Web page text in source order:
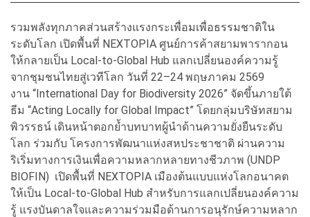
รวมพลังทุกภาคส่วนสร้างแรงกระเพื่อมเพื่อธรรมชาติใน
ระดับโลก เปิดพื้นที่ NEXTOPIA ศูนย์การค้าสยามพารากอน
ให้กลายเป็น Local-to-Global Hub แลกเปลี่ยนองค์ความรู้
จากชุมชนไทยสู่เวทีโลก วันที่ 22–24 พฤษภาคม 2569
งาน “International Day for Biodiversity 2026” จัดขึ้นภายใต้
ธีม “Acting Locally for Global Impact” โดยกลุ่มบริษัทสยาม
พิวรรธน์ เดินหน้าตอกย้ำบทบาทผู้นำด้านความยั่งยืนระดับ
โลก ร่วมกับ โครงการพัฒนาแห่งสหประชาชาติ ผ่านความ
ริเริ่มทางการเงินเพื่อความหลากหลายทางชีวภาพ (UNDP
BIOFIN) เปิดพื้นที่ NEXTOPIA เมืองต้นแบบแห่งโลกอนาคต
ให้เป็น Local-to-Global Hub สำหรับการแลกเปลี่ยนองค์ความ
รู้ แรงบันดาลใจและความร่วมมือด้านการอนุรักษ์ความหลาก